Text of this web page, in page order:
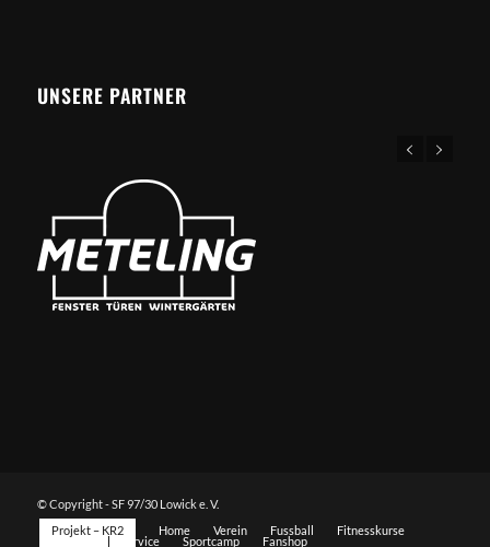
UNSERE PARTNER
© Copyright - SF 97/30 Lowick e. V.
Projekt – KR2
Home Verein Fussball Fitnesskurse
Sportarten Service Sportcamp Fanshop